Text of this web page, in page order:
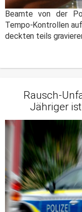
Beamte von der
Tempo-Kontrollen
deckten teils
Rausch-
Jähriger